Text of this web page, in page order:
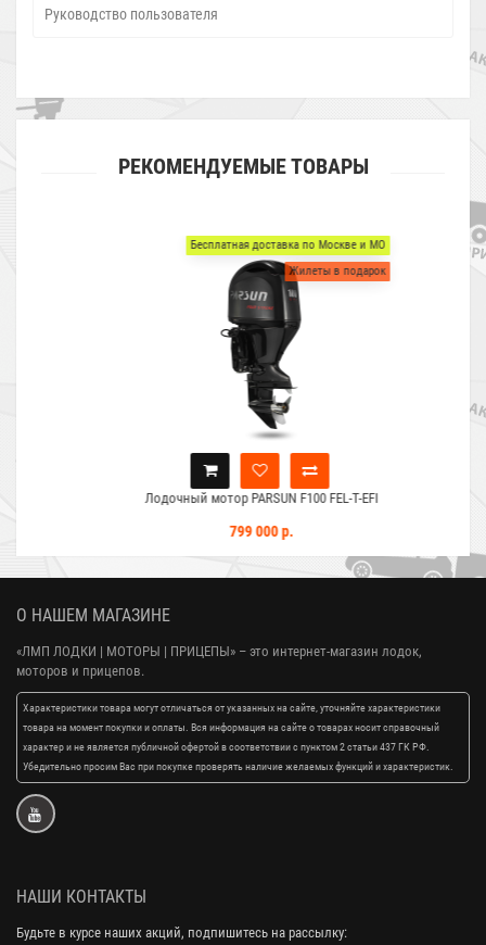
Руководство пользователя
РЕКОМЕНДУЕМЫЕ ТОВАРЫ
Бесплатная доставка по Москве и МО
Жилеты в подарок
Лодочный мотор PARSUN F100 FEL-T-EFI
799 000 р.
О НАШЕМ МАГАЗИНЕ
«ЛМП ЛОДКИ | МОТОРЫ | ПРИЦЕПЫ» – это интернет-магазин лодок,
моторов и прицепов.
Характеристики товара могут отличаться от указанных на сайте, уточняйте характеристики
товара на момент покупки и оплаты. Вся информация на сайте о товарах носит справочный
характер и не является публичной офертой в соответствии с пунктом 2 статьи 437 ГК РФ.
Убедительно просим Вас при покупке проверять наличие желаемых функций и характеристик.
НАШИ КОНТАКТЫ
Будьте в курсе наших акций, подпишитесь на рассылку: